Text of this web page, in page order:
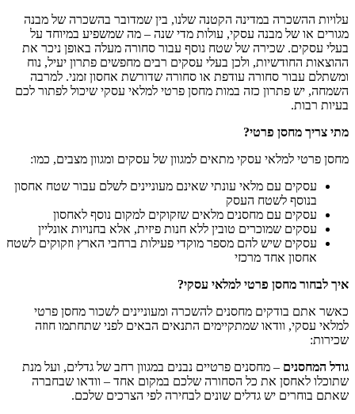
עלויות ההשכרה במדינה הקטנה שלנו, בין שמדובר בהשכרה של מבנה
מגורים או של מבנה עסקי, עולות מדי שנה – מה שמשפיע במיוחד על
בעלי עסקים. שכירה של שטח נוסף עבור סחורה מעלה באופן ניכר את
ההוצאות החודשיות, ולכן בעלי עסקים רבים מחפשים פתרון יעיל, נוח
ומשתלם עבור סחורה עודפת או סחורה שדורשת אחסון זמני. למרבה
השמחה, יש פתרון כזה במות מחסן פרטי למלאי עסקי שיכול לפתור לכם
בעיות רבות.
מתי צריך מחסן פרטי?
מחסן פרטי למלאי עסקי מתאים למגוון של עסקים ומגוון מצבים, כמו:
עסקים עם מלאי עונתי שאינם מעוניינים לשלם עבור שטח אחסון
בנוסף לשטח העסק
עסקים עם מחסנים מלאים שזקוקים למקום נוסף לאחסון
עסקים שמוכרים טובין ללא חנות פיזית, אלא בחנויות אונליין
עסקים שיש להם מספר מוקדי פעילות ברחבי הארץ וזקוקים לשטח
אחסון אחד מרכזי
איך לבחור מחסן פרטי למלאי עסקי?
כאשר אתם בודקים מחסנים להשכרה ומעוניינים לשכור מחסן פרטי
למלאי עסקי, וודאו שמתקיימים התנאים הבאים לפני שתחתמו חוזה
שכירות:
גודל המחסנים – מחסנים פרטיים נבנים במגוון רחב של גדלים, ועל מנת
שתוכלו לאחסן את כל הסחורה שלכם במקום אחד – וודאו שבחברה
שאתם בוחרים יש גדלים שונים לבחירה לפי הצרכים שלכם.